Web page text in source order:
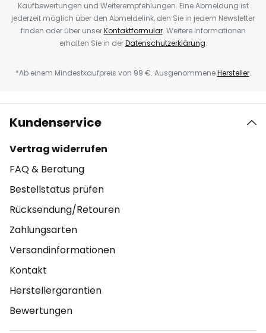
Kaufbewertungen und Weiterempfehlungen. Eine Abmeldung ist
jederzeit möglich über den Abmeldelink, den Sie in jedem Newsletter
finden oder über unserKontaktformular. Weitere Informationen
erhalten Sie in derDatenschutzerklärung.
*Ab einem Mindestkaufpreis von 99 €. AusgenommeneHersteller.
Kundenservice
Vertrag widerrufen
FAQ & Beratung
Bestellstatus prüfen
Rücksendung/Retouren
Zahlungsarten
Versandinformationen
Kontakt
Herstellergarantien
Bewertungen